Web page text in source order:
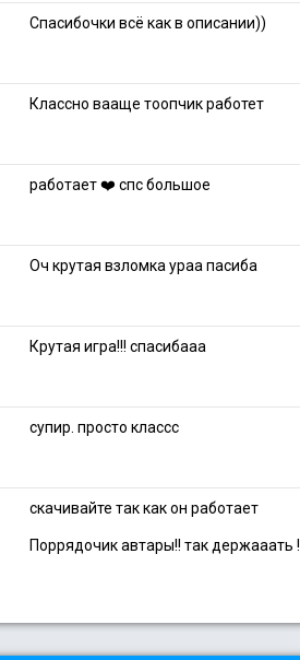
Спасибочки всё как в описании))
Классно вааще тоопчик работет
работает ❤️ спс большое
Оч крутая взломка ураа пасиба
Крутая игра!!! спасибааа
супир. просто классс
скачивайте так как он работает
Поррядочик автары!! так держааать !